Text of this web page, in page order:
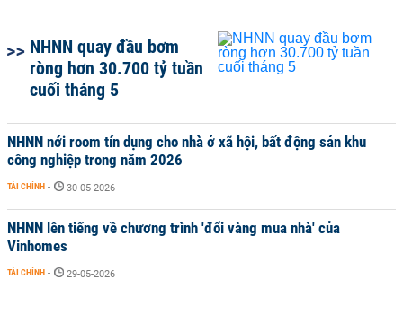
NHNN quay đầu bơm
ròng hơn 30.700 tỷ tuần
cuối tháng 5
NHNN nới room tín dụng cho nhà ở xã hội, bất động sản khu
công nghiệp trong năm 2026
TÀI CHÍNH - 30-05-2026
NHNN lên tiếng về chương trình 'đổi vàng mua nhà' của
Vinhomes
TÀI CHÍNH - 29-05-2026